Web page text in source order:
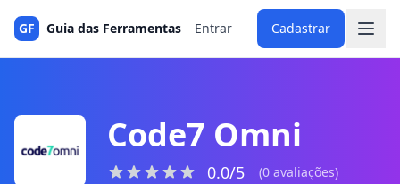
GF Guia das Ferramentas Entrar Cadastrar
Code7 Omni
0.0/5 (0 avaliações)